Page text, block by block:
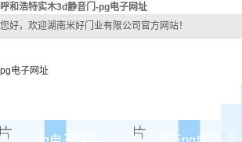
呼和浩特实木3d静音门-pg电子网址
您好，欢迎湖南米好门业有限公司官方网站！
pg电子网址
在